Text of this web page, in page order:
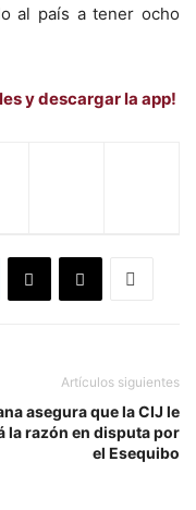
al país a tener ocho
y descargar la app!
Artículos siguientes
asegura que la CIJ le
la razón en disputa por
el Esequibo